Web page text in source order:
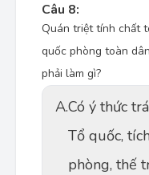
Câu 8:
Quán triệt tính chất
quốc phòng toàn
phải làm gì?
A.Có ý thức
Tổ quốc,
phòng, thế